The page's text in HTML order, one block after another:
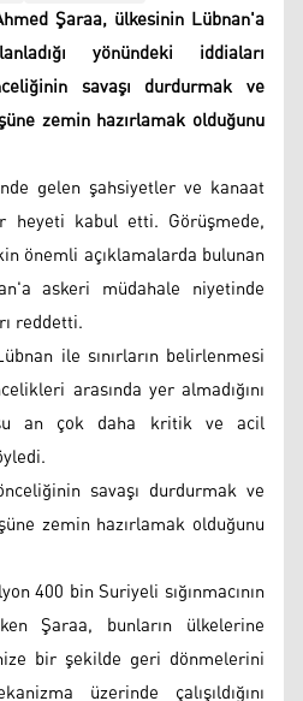
Şaraa, ülkesinin Lübnan'a
yönündeki iddiaları
savaşı durdurmak ve
zemin hazırlamak olduğunu
gelen şahsiyetler ve kanaat
heyeti kabul etti. Görüşmede,
önemli açıklamalarda bulunan
askeri müdahale niyetinde
reddetti.
ile sınırların belirlenmesi
arasında yer almadığını
an çok daha kritik ve acil
savaşı durdurmak ve
zemin hazırlamak olduğunu
400 bin Suriyeli sığınmacının
Şaraa, bunların ülkelerine
bir şekilde geri dönmelerini
üzerinde çalışıldığını